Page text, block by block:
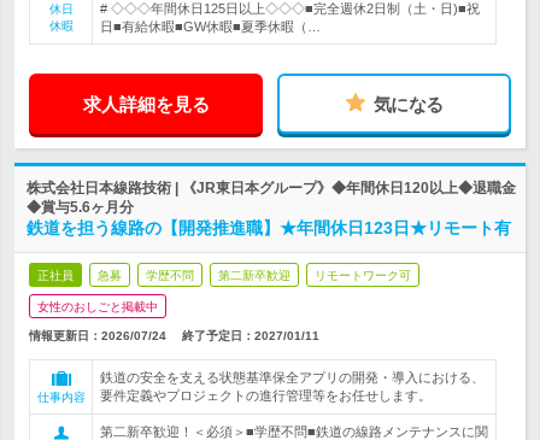
休日
休暇
# ◇◇◇年間休日125日以上◇◇◇■完全週休2日制（土・日)■祝
日■有給休暇■GW休暇■夏季休暇（…
求人詳細を見る 気になる
株式会社日本線路技術 | 《JR東日本グループ》◆年間休日120以上◆退職金
◆賞与5.6ヶ月分
鉄道を担う線路の【開発推進職】★年間休日123日★リモート有
正社員 急募 学歴不問 第二新卒歓迎 リモートワーク可
女性のおしごと掲載中
情報更新日：2026/07/24 終了予定日： 2027/01/11
仕事内容
鉄道の安全を支える状態基準保全アプリの開発・導入における、
要件定義やプロジェクトの進行管理等をお任せします。
第二新卒歓迎！＜必須＞■学歴不問■鉄道の線路メンテナンスに関